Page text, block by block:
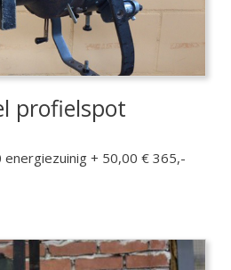
profielspot
+ 50,00 € 365,-